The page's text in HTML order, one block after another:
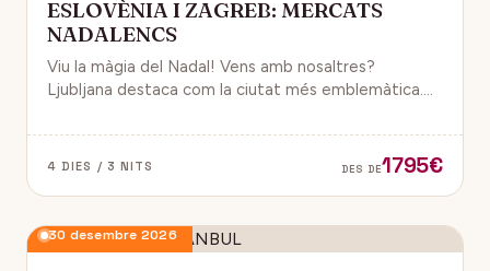
ESLOVÈNIA I ZAGREB: MERCATS
NADALENCS
Viu la màgia del Nadal! Vens amb nosaltres?
Ljubljana destaca com la ciutat més emblemàtica.
destinacions nadalenques d’Europa.
4 DIES / 3 NITS DES DE1795€
30 desembre 2026